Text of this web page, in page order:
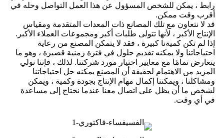
رابط ، يمكن للشخص المسؤول عن هذا العمل التواصل وحله في
أقرب وقت ممكن.
قد لا نتعاون مع تلك المصانع ذات المعدات المتقدمة ومقياس
الإنتاج الأكبر ، لأنها تتولى طلبات أكبر ومجموعات العملاء الأكبر.
إذا لم تكن كميةنا كبيرة ، فقد لا يتمكن المصنع من رعاية
احتياجاتنا ولا يمكنه تقديم حلول في فترة زمنية قصيرة ، وهو ما
يتعارض تمامًا مع معايير اختيار مورد شركتنا. لذلك ، فإننا نولي
المزيد من الاهتمام لحقيقة أن المصنع يمكنه حل احتياجاتنا
ومشاكلنا ، ويمكننا إكمال مهام الإنتاج بجودة وكمية ، ويمكن
لشخص ما أن يظل على اتصال معنا عندما نحتاج إلى مساعدة
في أي وقت.